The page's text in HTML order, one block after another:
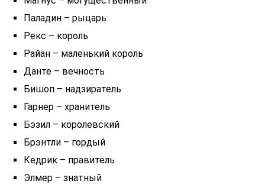
Паладин – рыцарь
Рекс – король
Райан – маленький король
Данте – вечность
Бишоп – надзиратель
Гарнер – хранитель
Бэзил – королевский
Брэнтли – гордый
Кедрик – правитель
Элмер – знатный